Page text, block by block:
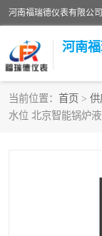
河南
当前位置： 首页 > 供
水位 北京智能锅炉
液位计